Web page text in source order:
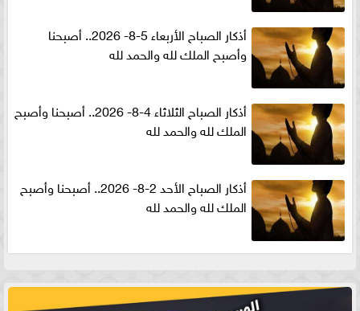
أذكار الصباح الأربعاء 5-8- 2026.. أصبحنا
وأصبح الملك لله والحمد لله
أذكار الصباح الثلاثاء 4-8- 2026.. أصبحنا وأصبح
الملك لله والحمد لله
أذكار الصباح الأحد 2-8- 2026.. أصبحنا وأصبح
الملك لله والحمد لله